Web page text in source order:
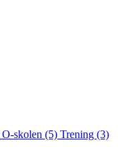
O-skolen (5) Trening (3)